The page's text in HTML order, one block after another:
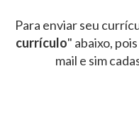
Para enviar seu
currículo" abaixo,
mail e sim